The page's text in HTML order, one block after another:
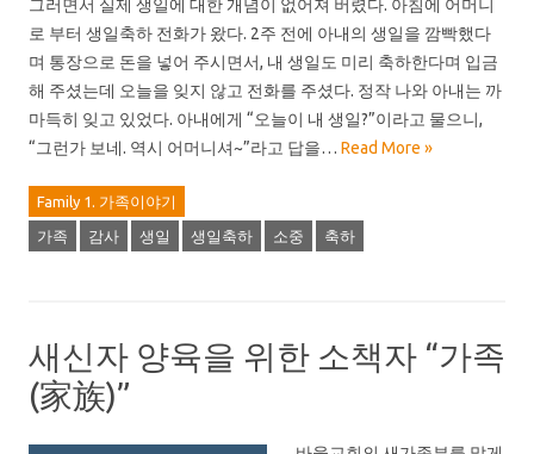
그러면서 실제 생일에 대한 개념이 없어져 버렸다. 아침에 어머니
로 부터 생일축하 전화가 왔다. 2주 전에 아내의 생일을 깜빡했다
며 통장으로 돈을 넣어 주시면서, 내 생일도 미리 축하한다며 입금
해 주셨는데 오늘을 잊지 않고 전화를 주셨다. 정작 나와 아내는 까
마득히 잊고 있었다. 아내에게 “오늘이 내 생일?”이라고 물으니,
“그런가 보네. 역시 어머니셔~”라고 답을… Read More »
Family 1. 가족이야기
가족 감사 생일 생일축하 소중 축하
새신자 양육을 위한 소책자 “가족
(家族)”